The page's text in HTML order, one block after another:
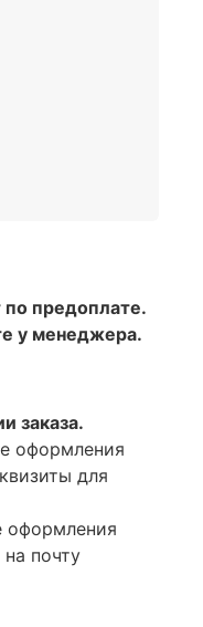
под
вкус.
или
же,
большее
Вы можете
по
по предоплате.
у менеджера.
заказа.
оформления
для
оформления
почту